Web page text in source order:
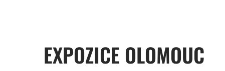
EXPOZICE OLOMOUC